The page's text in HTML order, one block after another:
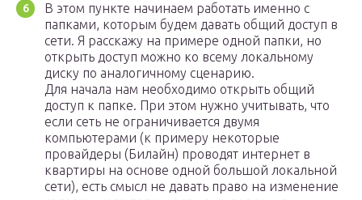
В этом пункте начинаем работать именно с
папками, которым будем давать общий доступ в
сети. Я расскажу на примере одной папки, но
открыть доступ можно ко всему локальному
диску по аналогичному сценарию.
Для начала нам необходимо открыть общий
доступ к папке. При этом нужно учитывать, что
если сеть не ограничивается двумя
компьютерами (к примеру некоторые
провайдеры (Билайн) проводят интернет в
квартиры на основе одной большой локальной
сети), есть смысл не давать право на изменение